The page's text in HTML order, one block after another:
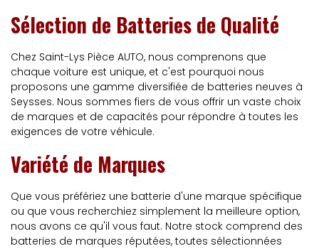
Sélection de Batteries de Qualité
Chez Saint-Lys Pièce AUTO, nous comprenons que
chaque voiture est unique, et c'est pourquoi nous
proposons une gamme diversifiée de batteries neuves à
Seysses. Nous sommes fiers de vous offrir un vaste choix
de marques et de capacités pour répondre à toutes les
exigences de votre véhicule.
Variété de Marques
Que vous préfériez une batterie d'une marque spécifique
ou que vous recherchiez simplement la meilleure option,
nous avons ce qu'il vous faut. Notre stock comprend des
batteries de marques réputées, toutes sélectionnées